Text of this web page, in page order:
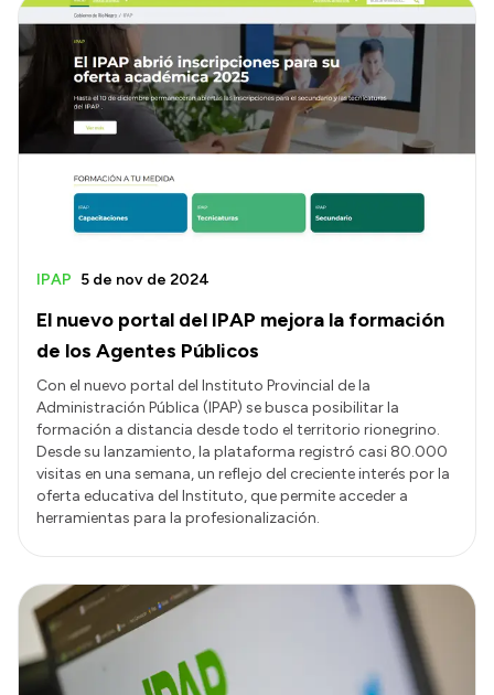
El nuevo portal del IPAP mejora la formación
de los Agentes Públicos
IPAP 5 de nov de 2024
Con el nuevo portal del Instituto Provincial de la
Administración Pública (IPAP) se busca posibilitar la
formación a distancia desde todo el territorio rionegrino.
Desde su lanzamiento, la plataforma registró casi 80.000
visitas en una semana, un reflejo del creciente interés por la
oferta educativa del Instituto, que permite acceder a
herramientas para la profesionalización.